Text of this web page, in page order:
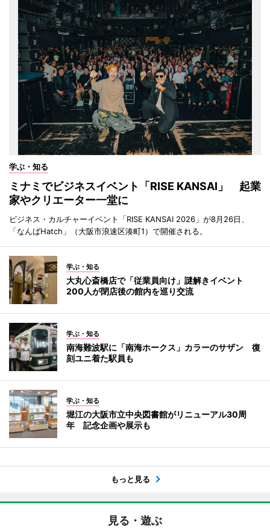
学ぶ・知る
ミナミでビジネスイベント「RISE KANSAI」 起業
家やクリエーター一堂に
ビジネス・カルチャーイベント「RISE KANSAI 2026」が8月26日、
「なんばHatch」（大阪市浪速区湊町1）で開催される。
学ぶ・知る
大丸心斎橋店で「従業員向け」謎解きイベント
200人が閉店後の館内を巡り交流
学ぶ・知る
南海難波駅に「南海ホークス」カラーのサザン 復
刻ユニ着た駅員も
学ぶ・知る
堀江の大阪市立中央図書館がリニューアル30周
年 記念企画や展示も
もっと見る
見る・遊ぶ